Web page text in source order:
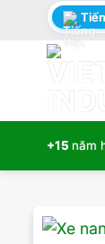
+15 năm